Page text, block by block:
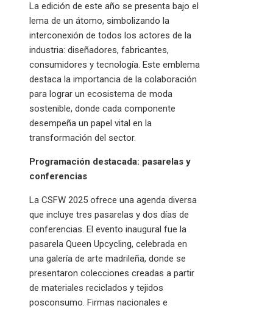
La edición de este año se presenta bajo el
lema de un átomo, simbolizando la
interconexión de todos los actores de la
industria: diseñadores, fabricantes,
consumidores y tecnología. Este emblema
destaca la importancia de la colaboración
para lograr un ecosistema de moda
sostenible, donde cada componente
desempeña un papel vital en la
transformación del sector.​
Programación destacada: pasarelas y
conferencias
La CSFW 2025 ofrece una agenda diversa
que incluye tres pasarelas y dos días de
conferencias. El evento inaugural fue la
pasarela Queen Upcycling, celebrada en
una galería de arte madrileña, donde se
presentaron colecciones creadas a partir
de materiales reciclados y tejidos
posconsumo. Firmas nacionales e